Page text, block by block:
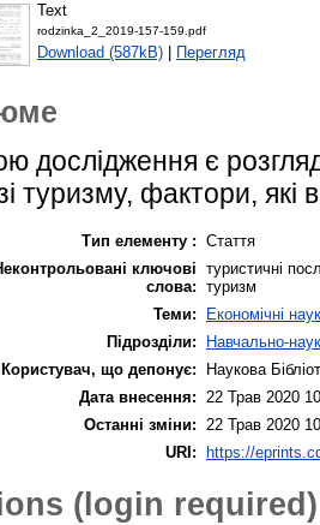
Text
rodzinka_2_2019-157-159.pdf
Download (587kB) Перегляд
дослідження є
туризму, фактори, які
Тип елементу : Стаття
ключові
слова:
туристичні
туризм
Теми:
Економічні
Підрозділи:
Навчально-
Користувач, що депонує:
Наукова
Дата внесення:
22 Трав 2020
Останні зміни:
22 Трав 2020
URI: https://
(login required)